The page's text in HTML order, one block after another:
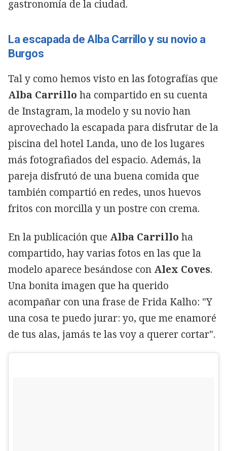
gastronomía de la ciudad.
La escapada de Alba Carrillo y su novio a
Burgos
Tal y como hemos visto en las fotografías que
Alba Carrillo ha compartido en su cuenta
de Instagram, la modelo y su novio han
aprovechado la escapada para disfrutar de la
piscina del hotel Landa, uno de los lugares
más fotografiados del espacio. Además, la
pareja disfrutó de una buena comida que
también compartió en redes, unos huevos
fritos con morcilla y un postre con crema.
En la publicación que Alba Carrillo ha
compartido, hay varias fotos en las que la
modelo aparece besándose con Alex Coves.
Una bonita imagen que ha querido
acompañar con una frase de Frida Kalho: "Y
una cosa te puedo jurar: yo, que me enamoré
de tus alas, jamás te las voy a querer cortar".